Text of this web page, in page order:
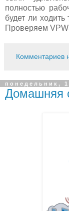
полностью
будет ли
Проверяем
Комментариев
понедельник,
Домашняя